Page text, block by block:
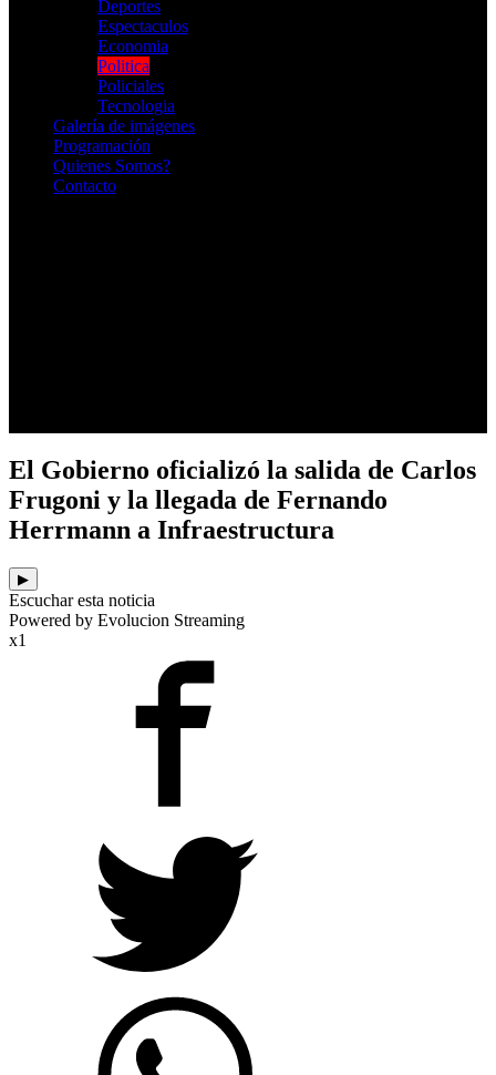
Deportes
Espectaculos
Economia
Politica
Policiales
Tecnologia
Galería de imágenes
Programación
Quienes Somos?
Contacto
El Gobierno oficializó la salida de Carlos
Frugoni y la llegada de Fernando
Herrmann a Infraestructura
▶
Escuchar esta noticia
Powered by Evolucion Streaming
x1